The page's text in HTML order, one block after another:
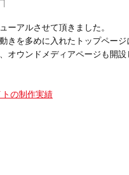
ーアルさせて頂きました。
を多めに入れたトップページ
オウンドメディアページも開設
の制作実績